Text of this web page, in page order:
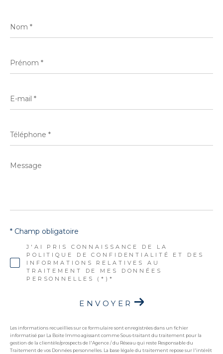
*
*
mail
*
*
Message
*
J'AI PRIS CONNAISSANCE DE LA
POLITIQUE DE CONFIDENTIALITÉ ET DES
INFORMATIONS RELATIVES AU
TRAITEMENT DE MES DONNÉES
PERSONNELLES (*)*
* Champ obligatoire
ENVOYER
Les informations recueillies sur ce formulaire sont enregistrées dans un fichier
informatisé par La Boite Immo agissant comme Sous-traitant du traitement pour la
gestion de la clientèle/prospects de l'Agence / du Réseau qui reste Responsable du
Traitement de vos Données personnelles. La base légale du traitement repose sur l'intérêt